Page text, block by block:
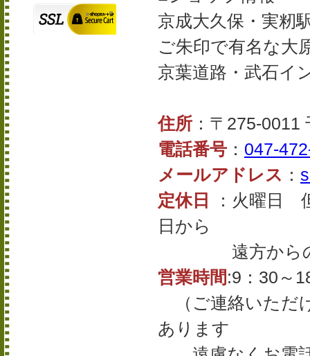
京成大久保・実籾
ご朱印で有名な大
京葉道路・武石イ
住所 ：〒275-
電話番号 ： 047-
メールアドレス ：
定休日
：火曜日
日から
遠方からの場
営業時間:9：30～
（ご連絡いただ
あります